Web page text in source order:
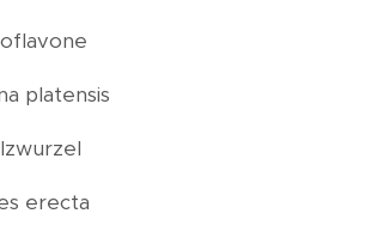
platensis
erecta